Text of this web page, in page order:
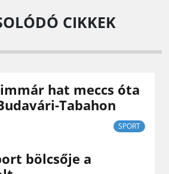
CIKKEK
hat meccs óta
Tabahon
SPORT
bölcsője a